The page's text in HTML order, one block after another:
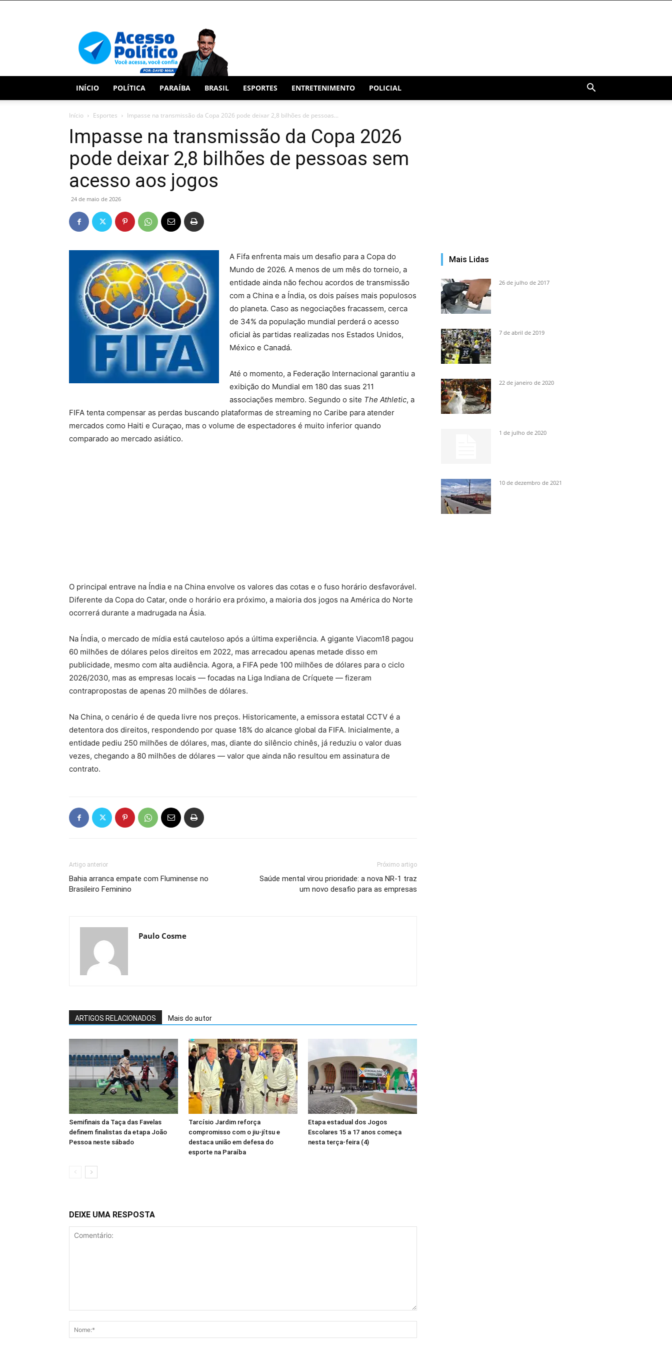
INÍCIO POLÍTICA PARAÍBA BRASIL ESPORTES ENTRETENIMENTO POLICIAL
Início Esportes Impasse na transmissão da Copa 2026 pode deixar 2,8 bilhões de pessoas...
Impasse na transmissão da Copa 2026
pode deixar 2,8 bilhões de pessoas sem
acesso aos jogos
24 de maio de 2026
A Fifa enfrenta mais um desafio para a Copa do
Mundo de 2026. A menos de um mês do torneio, a
entidade ainda não fechou acordos de transmissão
com a China e a Índia, os dois países mais populosos
do planeta. Caso as negociações fracassem, cerca
de 34% da população mundial perderá o acesso
oficial às partidas realizadas nos Estados Unidos,
México e Canadá.
Até o momento, a Federação Internacional garantiu a
exibição do Mundial em 180 das suas 211
associações membro. Segundo o site The Athletic, a
FIFA tenta compensar as perdas buscando plataformas de streaming no Caribe para atender
mercados como Haiti e Curaçao, mas o volume de espectadores é muito inferior quando
comparado ao mercado asiático.
O principal entrave na Índia e na China envolve os valores das cotas e o fuso horário desfavorável.
Diferente da Copa do Catar, onde o horário era próximo, a maioria dos jogos na América do Norte
ocorrerá durante a madrugada na Ásia.
Na Índia, o mercado de mídia está cauteloso após a última experiência. A gigante Viacom18 pagou
60 milhões de dólares pelos direitos em 2022, mas arrecadou apenas metade disso em
publicidade, mesmo com alta audiência. Agora, a FIFA pede 100 milhões de dólares para o ciclo
2026/2030, mas as empresas locais — focadas na Liga Indiana de Críquete — fizeram
contrapropostas de apenas 20 milhões de dólares.
Na China, o cenário é de queda livre nos preços. Historicamente, a emissora estatal CCTV é a
detentora dos direitos, respondendo por quase 18% do alcance global da FIFA. Inicialmente, a
entidade pediu 250 milhões de dólares, mas, diante do silêncio chinês, já reduziu o valor duas
vezes, chegando a 80 milhões de dólares — valor que ainda não resultou em assinatura de
contrato.
Artigo anterior
Bahia arranca empate com Fluminense no
Brasileiro Feminino
Próximo artigo
Saúde mental virou prioridade: a nova NR-1 traz
um novo desafio para as empresas
Paulo Cosme
ARTIGOS RELACIONADOS Mais do autor
Semifinais da Taça das Favelas
definem finalistas da etapa João
Pessoa neste sábado
Tarcísio Jardim reforça
compromisso com o jiu-jítsu e
destaca união em defesa do
esporte na Paraíba
Etapa estadual dos Jogos
Escolares 15 a 17 anos começa
nesta terça-feira (4)
DEIXE UMA RESPOSTA
Mais Lidas
26 de julho de 2017
7 de abril de 2019
22 de janeiro de 2020
1 de julho de 2020
10 de dezembro de 2021